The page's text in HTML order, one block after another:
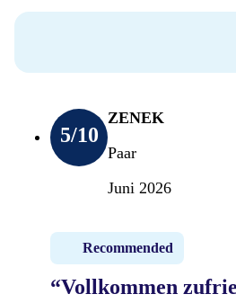
5/10
ZENEK
Paar
Juni 2026
Recommended
“Vollkommen